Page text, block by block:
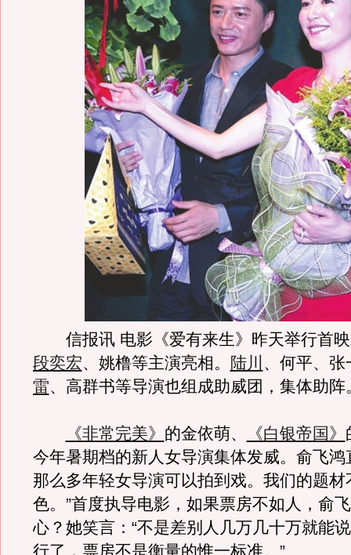
信报讯 电影《爱有来生》昨天举行首映
段奕宏、姚橹等主演亮相。 陆川 、何平、张
雷、高群书等导演也组成助威团，集体助阵
《非常完美》 的金依萌、 《白银帝国》
今年暑期档的新人女导演集体发威。俞飞鸿
那么多年轻女导演可以拍到戏。我们的题材
色。”首度执导电影，如果票房不如人，俞
心？她笑言：“不是差别人几万几十万就能
行了，票房不是衡量的惟一标准。 ”